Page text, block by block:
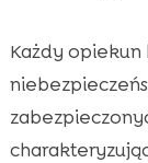
Każdy